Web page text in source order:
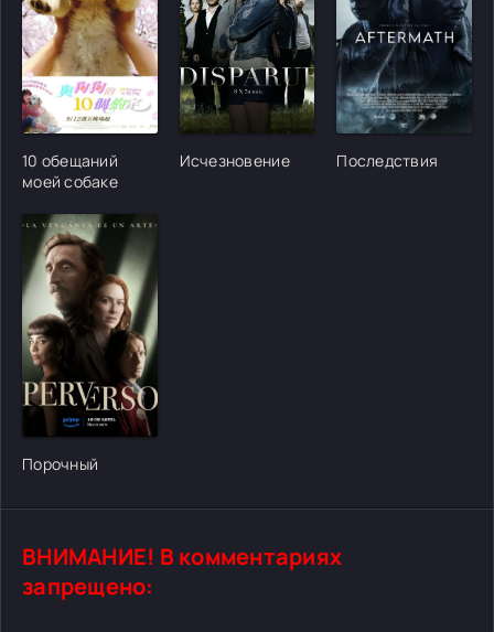
[/xfgiven_cvh_poster_urlcvh_poster_url]
10 обещаний
моей собаке
[/xfgiven_cvh_poster_urlcvh_poster_url]
Исчезновение
[/
Последствия
[/xfgiven_cvh_poster_urlcvh_poster_url]
Порочный
ВНИМАНИЕ! В комментариях
запрещено: